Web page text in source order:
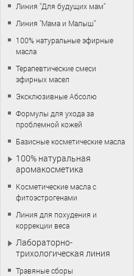
Линия "Для будущих мам"
Линия "Мама и Малыш"
100% натуральные эфирные
масла
Терапевтические смеси
эфирных масел
Эксклюзивные Абсолю
Формулы для ухода за
проблемной кожей
Базисные косметические масла
100% натуральная
аромакосметика
Косметические масла с
фитоэстрогенами
Линия для похудения и
коррекции веса
Лабораторно-
трихологическая линия
Травяные сборы